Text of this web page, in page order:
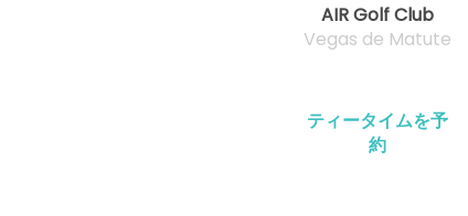
AIR Golf Club
Vegas de Matute
ティータイムを予
約